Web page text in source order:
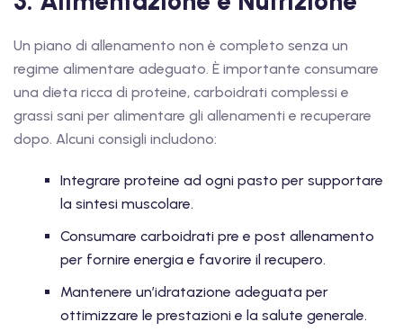
Un piano di allenamento non è completo senza un
regime alimentare adeguato. È importante consumare
una dieta ricca di proteine, carboidrati complessi e
grassi sani per alimentare gli allenamenti e recuperare
dopo. Alcuni consigli includono:
Integrare proteine ad ogni pasto per supportare
la sintesi muscolare.
Consumare carboidrati pre e post allenamento
per fornire energia e favorire il recupero.
Mantenere un’idratazione adeguata per
ottimizzare le prestazioni e la salute generale.